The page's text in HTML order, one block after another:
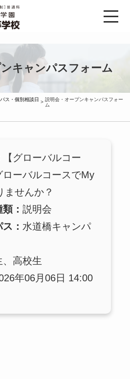
キャンパスフォーム
ス・個別相談日 >説明会・オープンキャンパスフォー
ム
【グローバルコー
ローバルコースでMy
ませんか？
類：説明会
： 水道橋キャンパ
、高校生
年06月06日 14:00